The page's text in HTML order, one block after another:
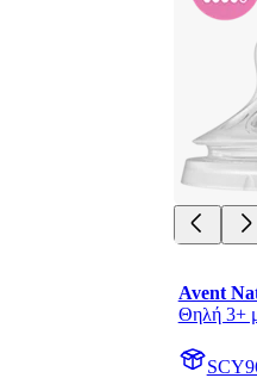
Avent
Θηλή 3+